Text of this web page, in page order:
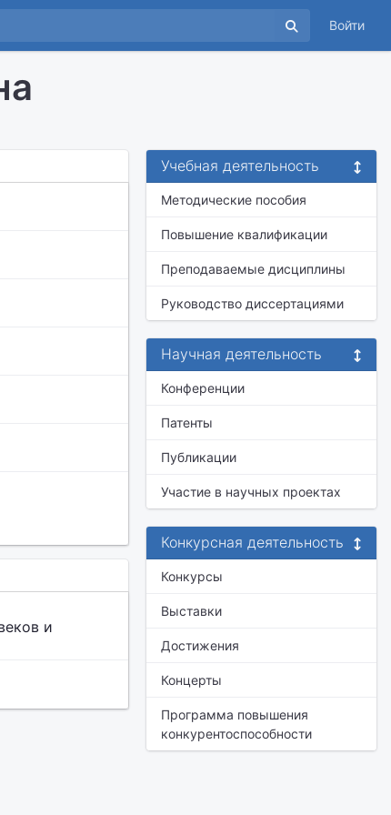
Войти
и
Учебная деятельность
Методические пособия
Повышение квалификации
Преподаваемые дисциплины
Руководство диссертациями
Научная деятельность
Конференции
Патенты
Публикации
Участие в научных проектах
Конкурсная деятельность
Конкурсы
Выставки
Достижения
Концерты
Программа повышения
конкурентоспособности